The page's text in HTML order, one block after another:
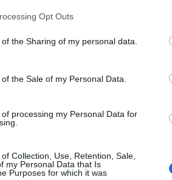
Opt Outs
the Sharing of my personal data.
the Sale of my Personal Data.
processing my Personal Data for
Collection, Use, Retention, Sale,
my Personal Data that Is
Purposes for which it was